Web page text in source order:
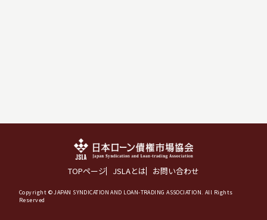
TOPページ JSLAとは お問い合わせ
Copyright © JAPAN SYNDICATION AND LOAN-TRADING ASSOCIATION. All Rights
Reserved